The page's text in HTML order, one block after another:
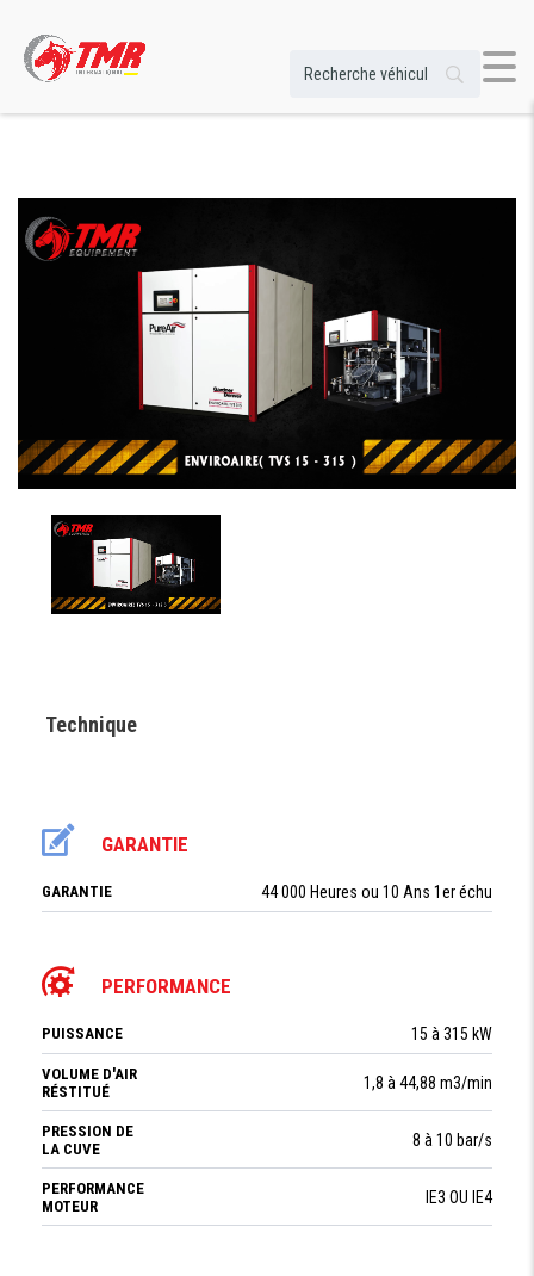
Technique
GARANTIE
GARANTIE 44 000 Heures ou 10 Ans 1er échu
PERFORMANCE
PUISSANCE 15 à 315 kW
VOLUME D'AIR
RÉSTITUÉ
1,8 à 44,88 m3/min
PRESSION DE
LA CUVE
8 à 10 bar/s
PERFORMANCE
MOTEUR
IE3 OU IE4